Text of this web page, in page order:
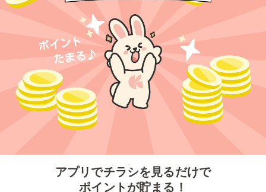
アプリでチラシを見るだけで
ポイントが貯まる！